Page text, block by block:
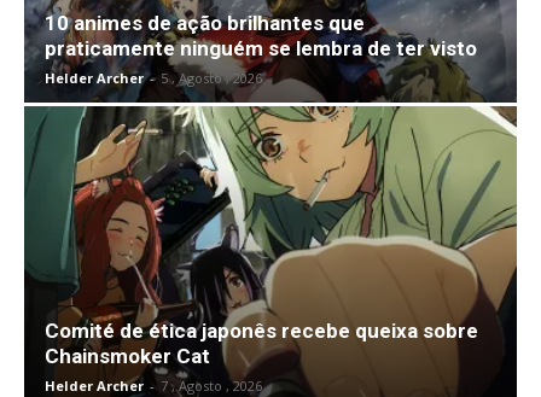
10 animes de ação brilhantes que
praticamente ninguém se lembra de ter visto
Helder Archer - 5 , Agosto , 2026
Comité de ética japonês recebe queixa sobre
Chainsmoker Cat
Helder Archer - 7 , Agosto , 2026